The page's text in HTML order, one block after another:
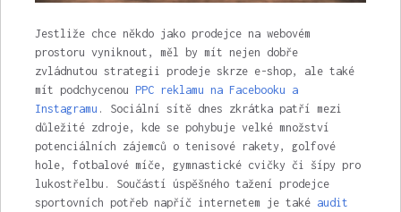
Jestliže chce někdo jako prodejce na webovém
prostoru vyniknout, měl by mít nejen dobře
zvládnutou strategii prodeje skrze e-shop, ale také
mít podchycenou PPC reklamu na Facebooku a
Instagramu . Sociální sítě dnes zkrátka patří mezi
důležité zdroje, kde se pohybuje velké množství
potenciálních zájemců o tenisové rakety, golfové
hole, fotbalové míče, gymnastické cvičky či šípy pro
lukostřelbu. Součástí úspěšného tažení prodejce
sportovních potřeb napříč internetem je také audit